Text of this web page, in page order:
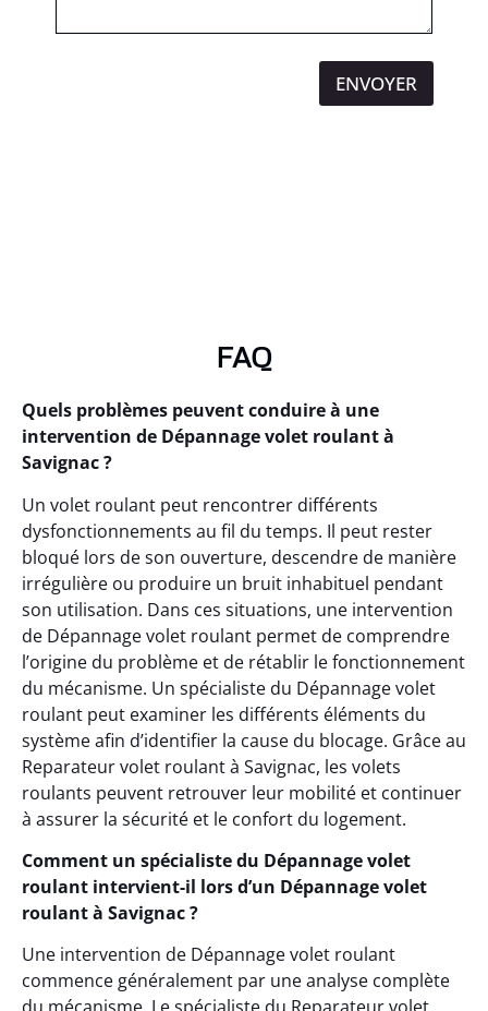
ENVOYER
FAQ
Quels problèmes peuvent conduire à une
intervention de Dépannage volet roulant à
Savignac ?
Un volet roulant peut rencontrer différents
dysfonctionnements au fil du temps. Il peut rester
bloqué lors de son ouverture, descendre de manière
irrégulière ou produire un bruit inhabituel pendant
son utilisation. Dans ces situations, une intervention
de Dépannage volet roulant permet de comprendre
l’origine du problème et de rétablir le fonctionnement
du mécanisme. Un spécialiste du Dépannage volet
roulant peut examiner les différents éléments du
système afin d’identifier la cause du blocage. Grâce au
Reparateur volet roulant à Savignac, les volets
roulants peuvent retrouver leur mobilité et continuer
à assurer la sécurité et le confort du logement.
Comment un spécialiste du Dépannage volet
roulant intervient-il lors d’un Dépannage volet
roulant à Savignac ?
Une intervention de Dépannage volet roulant
commence généralement par une analyse complète